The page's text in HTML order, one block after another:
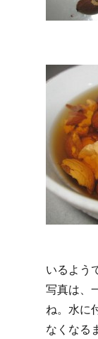
いるよう
写真は、
ね。水に
なくなる